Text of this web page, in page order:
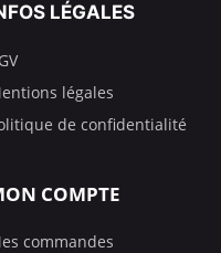
LÉGALES
légales
de confidentialité
COMPTE
commandes